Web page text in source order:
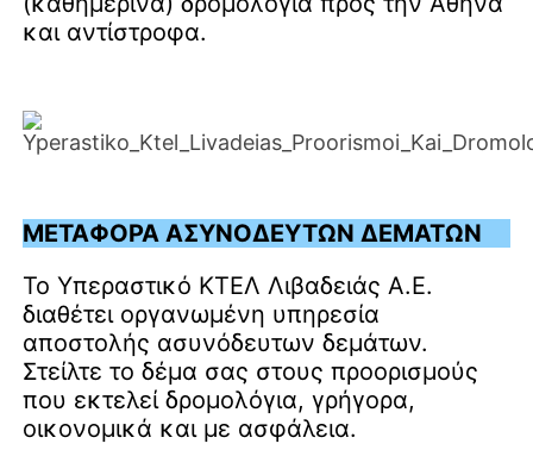
και αντίστροφα.
ΜΕΤΑΦΟΡΑ ΑΣΥΝΟΔΕΥΤΩΝ ΔΕΜΑΤΩΝ
Το Υπεραστικό ΚΤΕΛ Λιβαδειάς Α.Ε.
διαθέτει οργανωμένη υπηρεσία
αποστολής ασυνόδευτων δεμάτων.
Στείλτε το δέμα σας στους προορισμούς
που εκτελεί δρομολόγια, γρήγορα,
οικονομικά και με ασφάλεια.